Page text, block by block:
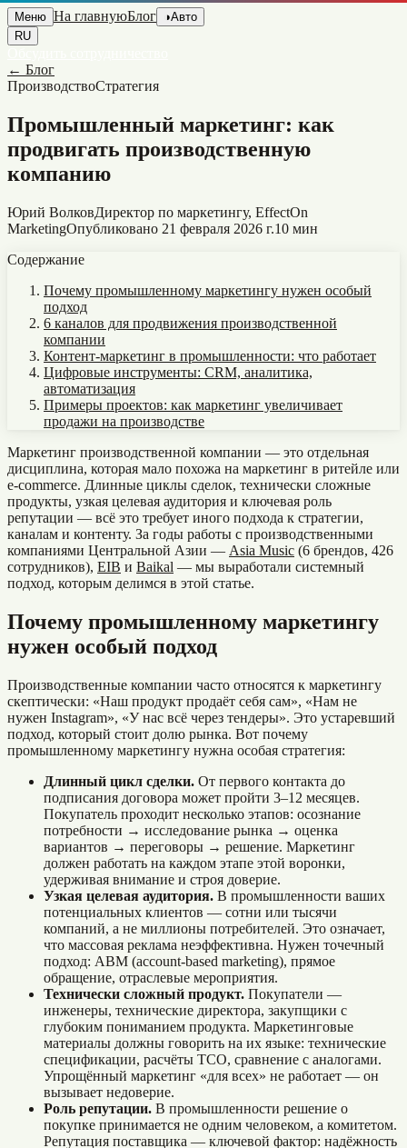
Меню На главнуюБлог ◑Авто
RU
← Блог
ПроизводствоСтратегия
Промышленный маркетинг: как
продвигать производственную
компанию
Юрий ВолковДиректор по маркетингу, EffectOn
MarketingОпубликовано 21 февраля 2026 г.10 мин
Содержание
Почему промышленному маркетингу нужен особый
подход
6 каналов для продвижения производственной
компании
Контент-маркетинг в промышленности: что работает
Цифровые инструменты: CRM, аналитика,
автоматизация
Примеры проектов: как маркетинг увеличивает
продажи на производстве
Маркетинг производственной компании — это отдельная
дисциплина, которая мало похожа на маркетинг в ритейле или
e-commerce. Длинные циклы сделок, технически сложные
продукты, узкая целевая аудитория и ключевая роль
репутации — всё это требует иного подхода к стратегии,
каналам и контенту. За годы работы с производственными
компаниями Центральной Азии — Asia Music (6 брендов, 426
сотрудников), EIB и Baikal — мы выработали системный
подход, которым делимся в этой статье.
Почему промышленному маркетингу
нужен особый подход
Производственные компании часто относятся к маркетингу
скептически: «Наш продукт продаёт себя сам», «Нам не
нужен Instagram», «У нас всё через тендеры». Это устаревший
подход, который стоит долю рынка. Вот почему
промышленному маркетингу нужна особая стратегия:
Длинный цикл сделки. От первого контакта до
подписания договора может пройти 3–12 месяцев.
Покупатель проходит несколько этапов: осознание
потребности → исследование рынка → оценка
вариантов → переговоры → решение. Маркетинг
должен работать на каждом этапе этой воронки,
удерживая внимание и строя доверие.
Узкая целевая аудитория. В промышленности ваших
потенциальных клиентов — сотни или тысячи
компаний, а не миллионы потребителей. Это означает,
что массовая реклама неэффективна. Нужен точечный
подход: ABM (account-based marketing), прямое
обращение, отраслевые мероприятия.
Технически сложный продукт. Покупатели —
инженеры, технические директора, закупщики с
глубоким пониманием продукта. Маркетинговые
материалы должны говорить на их языке: технические
спецификации, расчёты TCO, сравнение с аналогами.
Упрощённый маркетинг «для всех» не работает — он
вызывает недоверие.
Роль репутации. В промышленности решение о
покупке принимается не одним человеком, а комитетом.
Репутация поставщика — ключевой фактор: надёжность